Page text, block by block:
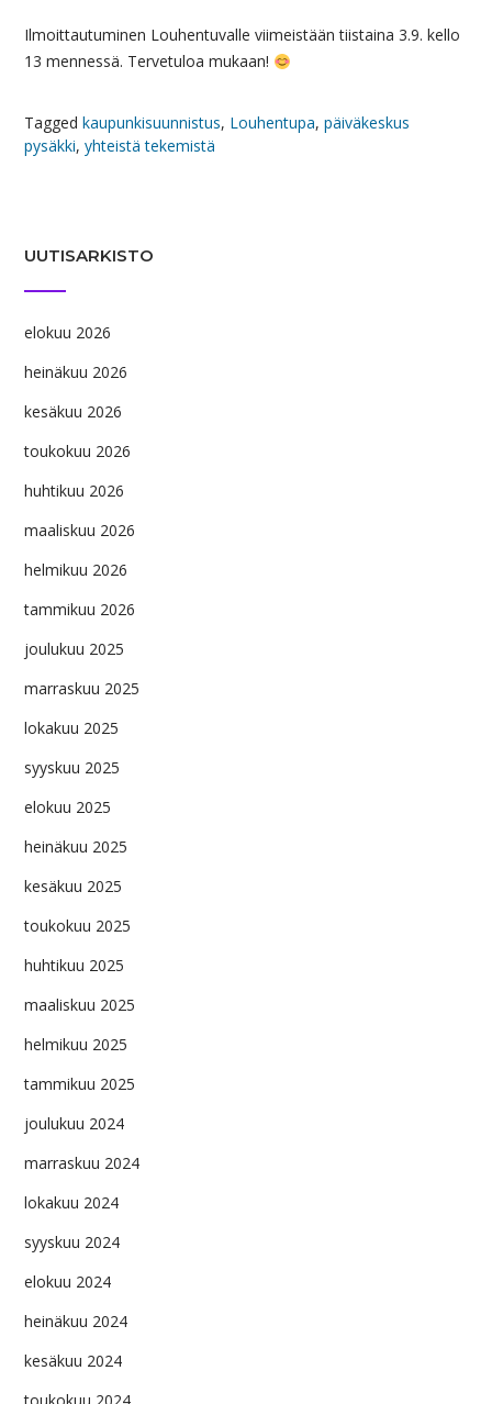
Ilmoittautuminen Louhentuvalle viimeistään tiistaina 3.9. kello
13 mennessä. Tervetuloa mukaan!
Tagged kaupunkisuunnistus, Louhentupa, päiväkeskus
pysäkki, yhteistä tekemistä
UUTISARKISTO
elokuu 2026
heinäkuu 2026
kesäkuu 2026
toukokuu 2026
huhtikuu 2026
maaliskuu 2026
helmikuu 2026
tammikuu 2026
joulukuu 2025
marraskuu 2025
lokakuu 2025
syyskuu 2025
elokuu 2025
heinäkuu 2025
kesäkuu 2025
toukokuu 2025
huhtikuu 2025
maaliskuu 2025
helmikuu 2025
tammikuu 2025
joulukuu 2024
marraskuu 2024
lokakuu 2024
syyskuu 2024
elokuu 2024
heinäkuu 2024
kesäkuu 2024
toukokuu 2024